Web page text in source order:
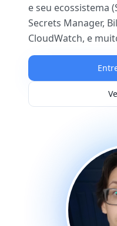
e seu ecossistema
Secrets Manager,
CloudWatch, e